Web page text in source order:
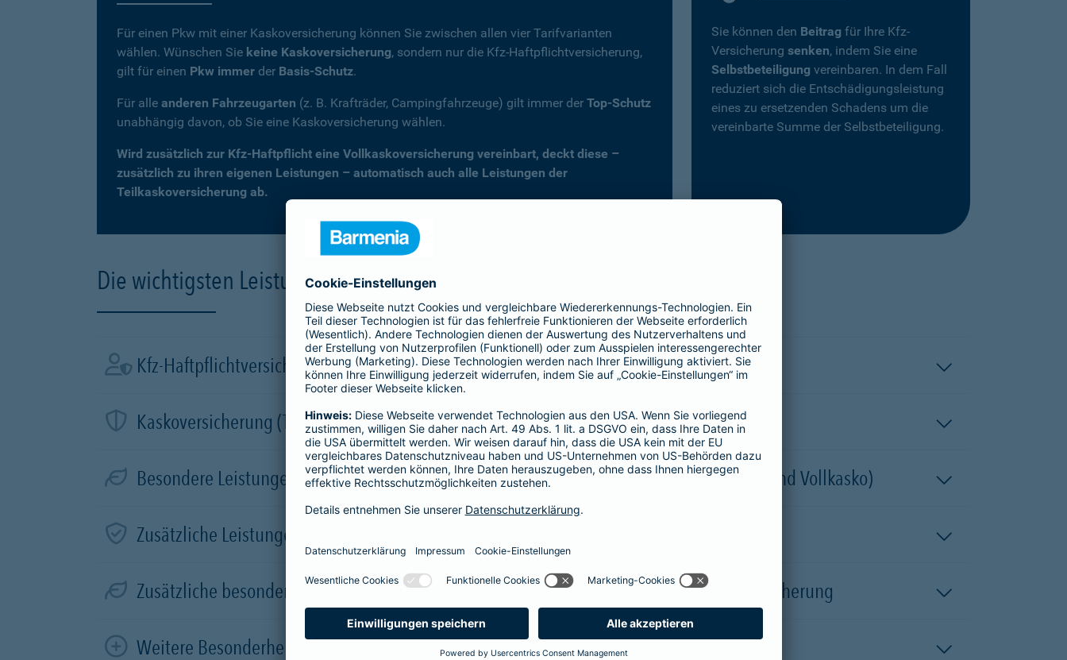
Für einen Pkw mit einer Kaskoversicherung können Sie zwischen allen vier Tarifvarianten
wählen. Wünschen Sie keine Kaskoversicherung, sondern nur die Kfz-Haftpflichtversicherung,
gilt für einen Pkw immer der Basis-Schutz.
Für alle anderen Fahrzeugarten (z. B. Krafträder, Campingfahrzeuge) gilt immer der Top-Schutz
unabhängig davon, ob Sie eine Kaskoversicherung wählen.
Wird zusätzlich zur Kfz-Haftpflicht eine Vollkaskoversicherung vereinbart, deckt diese –
zusätzlich zu ihren eigenen Leistungen – automatisch auch alle Leistungen der
Teilkaskoversicherung ab.
Sie können den Beitrag für Ihre Kfz-
Versicherung senken, indem Sie eine
Selbstbeteiligung vereinbaren. In dem Fall
reduziert sich die Entschädigungsleistung
eines zu ersetzenden Schadens um die
vereinbarte Summe der Selbstbeteiligung.
Die wichtigsten Leistungen der Kfz-Versicherung im Überblick
Kfz-Haftpflichtversicherung
Kaskoversicherung (Teil- und Vollkasko)
Besondere Leistungen für Elektro- und Hybridfahrzeuge in der Kaskoversicherung (Teil- und Vollkasko)
Zusätzliche Leistungen in der Vollkaskoversicherung
Zusätzliche besondere Leistungen für Elektro- und Hybridfahrzeuge in der Vollkaskoversicherung
Weitere Besonderheiten